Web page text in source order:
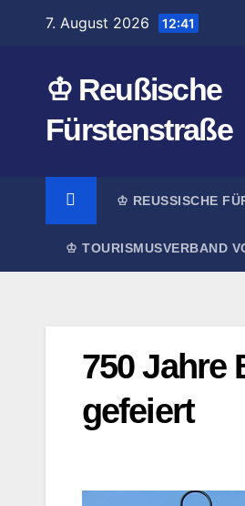
7. August 2026 12:41
♔ Reußische
Fürstenstraße
♔ REUSSISCHE
♔ TOURISMUSVERBAND
750 Jahre
gefeiert